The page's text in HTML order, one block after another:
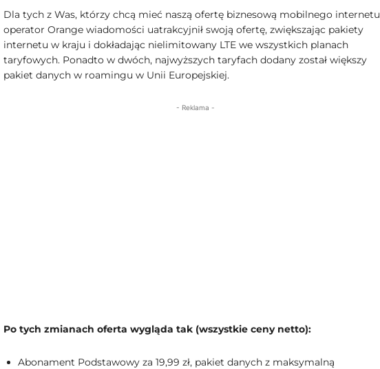
Dla tych z Was, którzy chcą mieć naszą ofertę biznesową mobilnego internetu
operator Orange wiadomości uatrakcyjnił swoją ofertę, zwiększając pakiety
internetu w kraju i dokładając nielimitowany LTE we wszystkich planach
taryfowych. Ponadto w dwóch, najwyższych taryfach dodany został większy
pakiet danych w roamingu w Unii Europejskiej.
- Reklama -
Po tych zmianach oferta wygląda tak (wszystkie ceny netto):
Abonament Podstawowy za 19,99 zł, pakiet danych z maksymalną